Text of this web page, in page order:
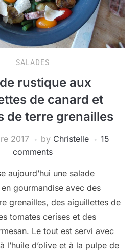
SALADES
rustique aux
de canard et
de terre grenailles
2017 by Christelle
15
comments
aujourd’hui une salade
gourmandise avec des
grenailles, des aiguillettes de
tomates cerises et des
Le tout est servi avec
l’huile d’olive et à la pulpe de